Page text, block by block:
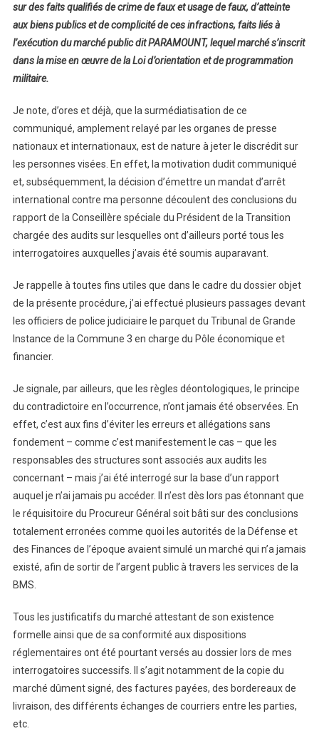
sur des faits qualifiés de crime de faux et usage de faux, d’atteinte
aux biens publics et de complicité de ces infractions, faits liés à
l’exécution du marché public dit PARAMOUNT, lequel marché s’inscrit
dans la mise en œuvre de la Loi d’orientation et de programmation
militaire.
Je note, d’ores et déjà, que la surmédiatisation de ce
communiqué, amplement relayé par les organes de presse
nationaux et internationaux, est de nature à jeter le discrédit sur
les personnes visées. En effet, la motivation dudit communiqué
et, subséquemment, la décision d’émettre un mandat d’arrêt
international contre ma personne découlent des conclusions du
rapport de la Conseillère spéciale du Président de la Transition
chargée des audits sur lesquelles ont d’ailleurs porté tous les
interrogatoires auxquelles j’avais été soumis auparavant.
Je rappelle à toutes fins utiles que dans le cadre du dossier objet
de la présente procédure, j’ai effectué plusieurs passages devant
les officiers de police judiciaire le parquet du Tribunal de Grande
Instance de la Commune 3 en charge du Pôle économique et
financier.
Je signale, par ailleurs, que les règles déontologiques, le principe
du contradictoire en l’occurrence, n’ont jamais été observées. En
effet, c’est aux fins d’éviter les erreurs et allégations sans
fondement – comme c’est manifestement le cas – que les
responsables des structures sont associés aux audits les
concernant – mais j’ai été interrogé sur la base d’un rapport
auquel je n’ai jamais pu accéder. Il n’est dès lors pas étonnant que
le réquisitoire du Procureur Général soit bâti sur des conclusions
totalement erronées comme quoi les autorités de la Défense et
des Finances de l’époque avaient simulé un marché qui n’a jamais
existé, afin de sortir de l’argent public à travers les services de la
BMS.
Tous les justificatifs du marché attestant de son existence
formelle ainsi que de sa conformité aux dispositions
réglementaires ont été pourtant versés au dossier lors de mes
interrogatoires successifs. Il s’agit notamment de la copie du
marché dûment signé, des factures payées, des bordereaux de
livraison, des différents échanges de courriers entre les parties,
etc.